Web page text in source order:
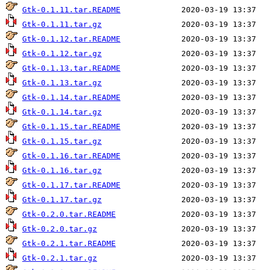
Gtk-0.1.11.tar.README
Gtk-0.1.11.tar.gz
Gtk-0.1.12.tar.README
Gtk-0.1.12.tar.gz
Gtk-0.1.13.tar.README
Gtk-0.1.13.tar.gz
Gtk-0.1.14.tar.README
Gtk-0.1.14.tar.gz
Gtk-0.1.15.tar.README
Gtk-0.1.15.tar.gz
Gtk-0.1.16.tar.README
Gtk-0.1.16.tar.gz
Gtk-0.1.17.tar.README
Gtk-0.1.17.tar.gz
Gtk-0.2.0.tar.README
Gtk-0.2.0.tar.gz
Gtk-0.2.1.tar.README
Gtk-0.2.1.tar.gz